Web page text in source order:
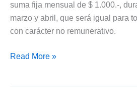
suma fija mensual de $ 1.000.-,
marzo y abril, que será igual para
con carácter no remunerativo.
Suma
Read More »